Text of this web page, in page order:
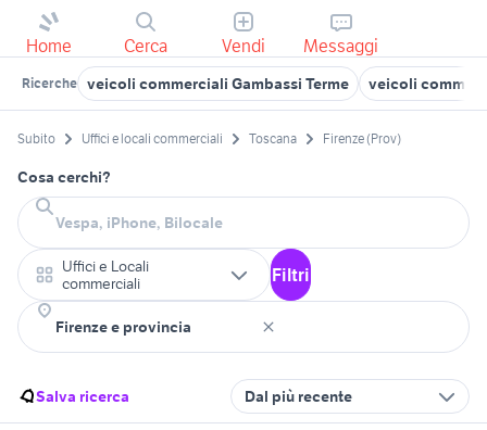
Home Cerca Vendi Messaggi
Ricerche veicoli commerciali Gambassi Terme veicoli
Subito Uffici e locali commerciali Toscana Firenze (Prov)
Cosa cerchi?
Uffici e Locali
commerciali
Filtri
Salva ricerca Dal più recente